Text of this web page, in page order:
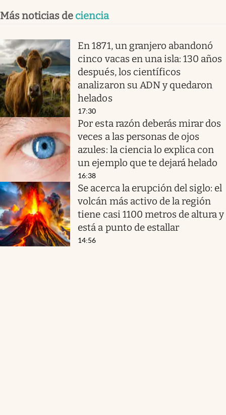
Más noticias de ciencia
En 1871, un granjero abandonó
cinco vacas en una isla: 130 años
después, los científicos
analizaron su ADN y quedaron
helados
17:30
Por esta razón deberás mirar dos
veces a las personas de ojos
azules: la ciencia lo explica con
un ejemplo que te dejará helado
16:38
Se acerca la erupción del siglo: el
volcán más activo de la región
tiene casi 1100 metros de altura y
está a punto de estallar
14:56